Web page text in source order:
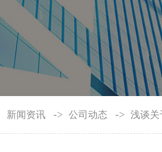
新闻资讯 -> 公司动态 -> 浅谈关